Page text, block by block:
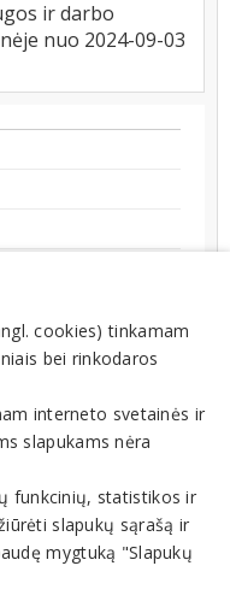
ir darbo
nuo 2024-09-03
032026-03-162026-03-292026-04-112026-04-242026-05-072026-05-202026-06-022026-06-152026-06-282026-07-112026-07-242026-08-06
cookies) tinkamam
bei rinkodaros
interneto svetainės ir
slapukams nėra
funkcinių, statistikos ir
slapukų sąrašą ir
mygtuką "Slapukų